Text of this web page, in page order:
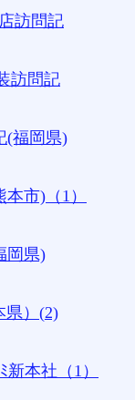
訪問記
訪問記
(福岡県)
市)（1）
岡県)
県）(2)
本社（1）